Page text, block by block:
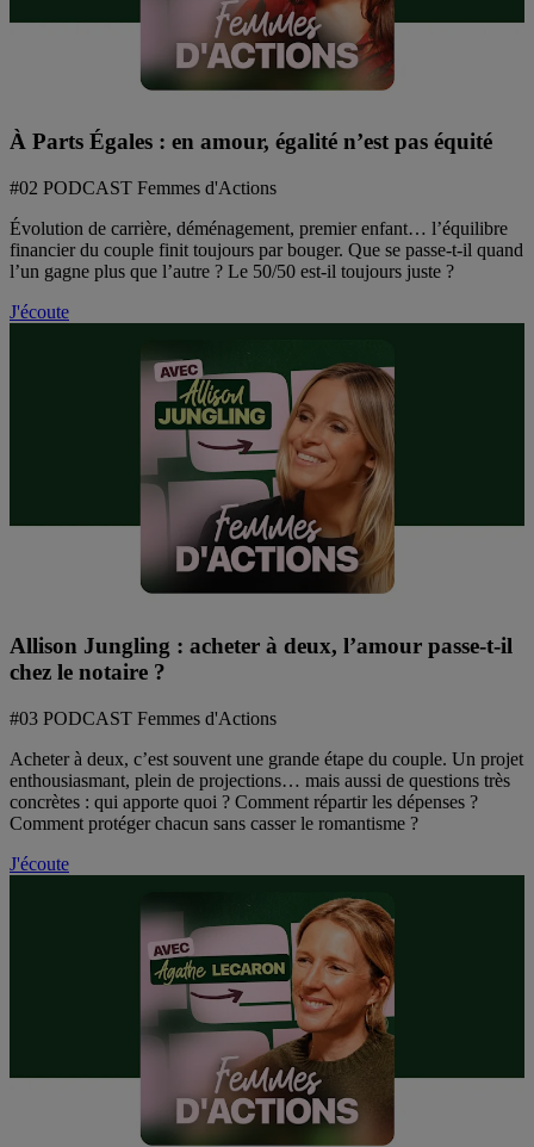
À Parts Égales : en amour, égalité n’est pas équité
#02 PODCAST Femmes d'Actions
Évolution de carrière, déménagement, premier enfant… l’équilibre
financier du couple finit toujours par bouger. Que se passe-t-il quand
l’un gagne plus que l’autre ? Le 50/50 est-il toujours juste ?
J'écoute
Allison Jungling : acheter à deux, l’amour passe-t-il
chez le notaire ?
#03 PODCAST Femmes d'Actions
Acheter à deux, c’est souvent une grande étape du couple. Un projet
enthousiasmant, plein de projections… mais aussi de questions très
concrètes : qui apporte quoi ? Comment répartir les dépenses ?
Comment protéger chacun sans casser le romantisme ?
J'écoute